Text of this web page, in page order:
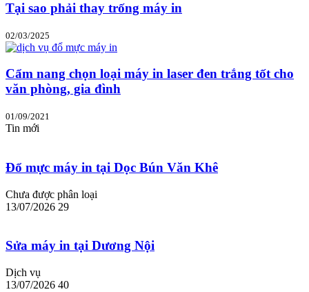
Tại sao phải thay trống máy in
02/03/2025
Cẩm nang chọn loại máy in laser đen trắng tốt cho
văn phòng, gia đình
01/09/2021
Tin mới
Đổ mực máy in tại Dọc Bún Văn Khê
Chưa được phân loại
13/07/2026 29
Sửa máy in tại Dương Nội
Dịch vụ
13/07/2026 40